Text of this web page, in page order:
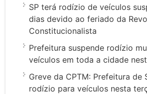
SP terá rodízio de veículos
dias devido ao feriado da
Constitucionalista
Prefeitura suspende rodízio
veículos em toda a cidade
Greve da CPTM: Prefeitura de
rodízio para veículos nesta